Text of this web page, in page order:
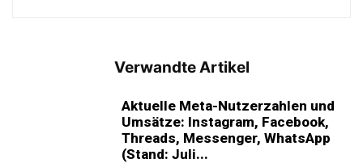
Verwandte Artikel
Aktuelle Meta-Nutzerzahlen und
Umsätze: Instagram, Facebook,
Threads, Messenger, WhatsApp
(Stand: Juli...